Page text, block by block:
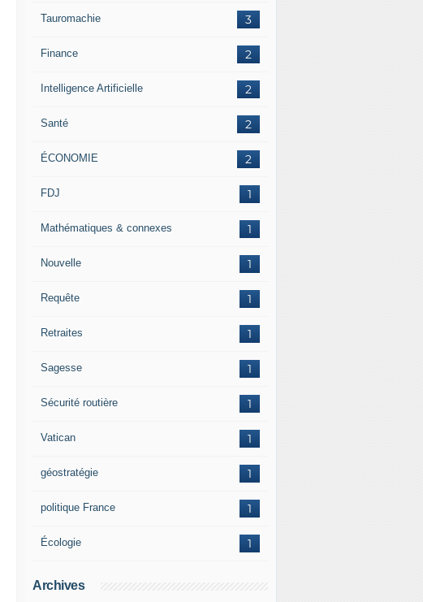
3
Tauromachie
2
Finance
2
Intelligence Artificielle
2
Santé
2
ÉCONOMIE
1
FDJ
1
Mathématiques & connexes
1
Nouvelle
1
Requête
1
Retraites
1
Sagesse
1
Sécurité routière
1
Vatican
1
géostratégie
1
politique France
1
Écologie
Archives